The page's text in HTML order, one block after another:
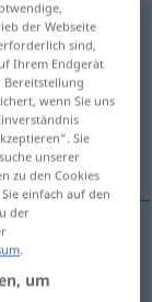
der Webseite
sind,
Ihrem Endgerät
Bereitstellung
wenn Sie uns
Sie
unserer
zu den Cookies
einfach auf den
der
um